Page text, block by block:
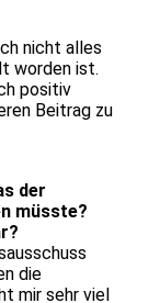
nicht alles
worden ist.
positiv
Beitrag zu
der
müsste?
die
mir sehr viel